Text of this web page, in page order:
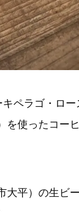
ペラゴ・ロ
を使ったコー
平）の生ビ